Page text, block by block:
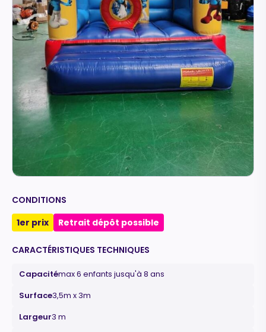
CONDITIONS
1er prix
Retrait dépôt possible
CARACTÉRISTIQUES TECHNIQUES
Capacitémax 6 enfants jusqu'à 8 ans
Surface3,5m x 3m
Largeur3 m